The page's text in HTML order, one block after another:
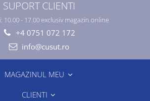
SUPORT CLIENTI
10.00 - 17.00 exclusiv magazin online
+4 0751 072 172
info@cusut.ro
MAGAZINUL MEU
CLIENTI